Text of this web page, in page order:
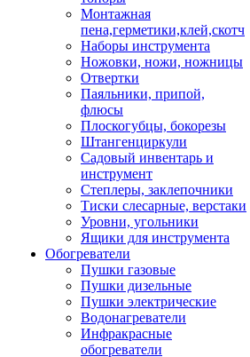
Монтажная
пена,герметики,клей,скотч
Наборы инструмента
Ножовки, ножи, ножницы
Отвертки
Паяльники, припой,
флюсы
Плоскогубцы, бокорезы
Штангенциркули
Садовый инвентарь и
инструмент
Степлеры, заклепочники
Тиски слесарные, верстаки
Уровни, угольники
Ящики для инструмента
Обогреватели
Пушки газовые
Пушки дизельные
Пушки электрические
Водонагреватели
Инфракрасные
обогреватели